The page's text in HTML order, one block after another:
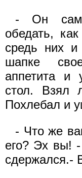
- Он
обедать,
средь них
шапке
аппетита и
стол. Взял
Похлебал и
- Что же
его? Эх вы!
сдержался.-